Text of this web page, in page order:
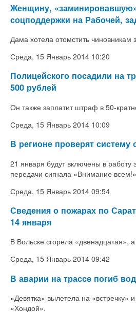
Женщину,
соцподдержки на Рабочей,
Дама хотела отомстить чиновникам
Среда, 15 Январь 2014 10:20
Полицейского посадили на
500 рублей
Он также заплатит штраф в 50-
Среда, 15 Январь 2014 10:09
В регионе проверят систему
21 января будут включены в работу
передачи сигнала «Внимание всем!»
Среда, 15 Январь 2014 09:54
Сведения о пожарах по
14 января
В Вольске сгорела «двенадцатая»,
Среда, 15 Январь 2014 09:42
В аварии на трассе погиб
«Девятка» вылетела на «встречку»
«Хондой».